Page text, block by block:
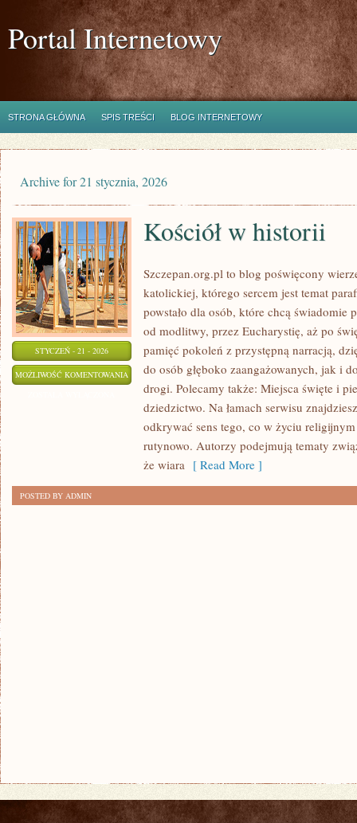
Portal Internetowy
STRONA GŁÓWNA SPIS TREŚCI BLOG INTERNETOWY
Archive for 21 stycznia, 2026
STYCZEŃ - 21 - 2026
MOŻLIWOŚĆ KOMENTOWANIA KOŚCIÓŁ
HISTORII
Kościół w historii
Szczepan.org.pl to blog poświęcony
katolickiej, którego sercem jest temat
powstało dla osób, które chcą świadomie
od modlitwy, przez Eucharystię, aż po
pamięć pokoleń z przystępną narracją,
do osób głęboko zaangażowanych, jak i
drogi. Polecamy także: Miejsca święte i
dziedzictwo. Na łamach serwisu
odkrywać sens tego, co w życiu
rutynowo. Autorzy podejmują tematy
że wiara [ Read More ]
POSTED BY ADMIN